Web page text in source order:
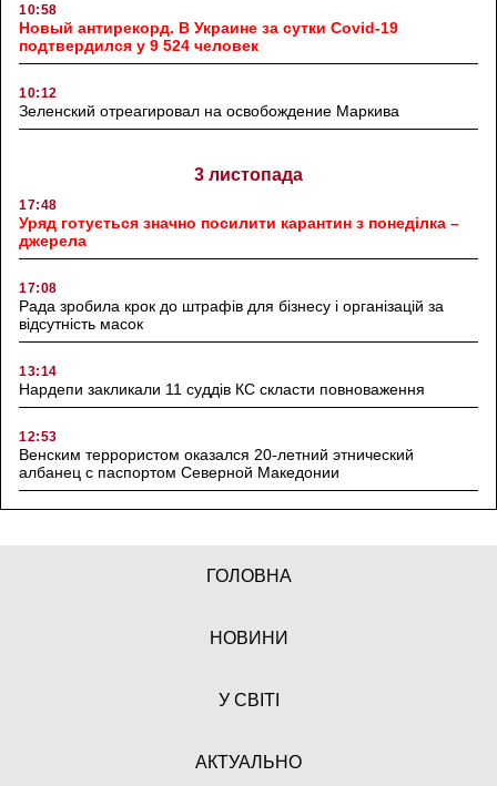
10:58
Новый антирекорд. В Украине за сутки Covid-19
подтвердился у 9 524 человек
10:12
Зеленский отреагировал на освобождение Маркива
3 листопада
17:48
Уряд готується значно посилити карантин з понеділка –
джерела
17:08
Рада зробила крок до штрафів для бізнесу і організацій за
відсутність масок
13:14
Нардепи закликали 11 суддів КС скласти повноваження
12:53
Венским террористом оказался 20-летний этнический
албанец с паспортом Северной Македонии
ГОЛОВНА
НОВИНИ
У СВІТІ
АКТУАЛЬНО